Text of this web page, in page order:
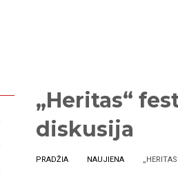
„Heritas“
diskusija
PRADŽIA NAUJIENA